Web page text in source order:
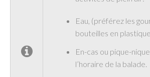
Eau, (préférez les
bouteilles en
En-cas ou pique-
l’horaire de la balade.